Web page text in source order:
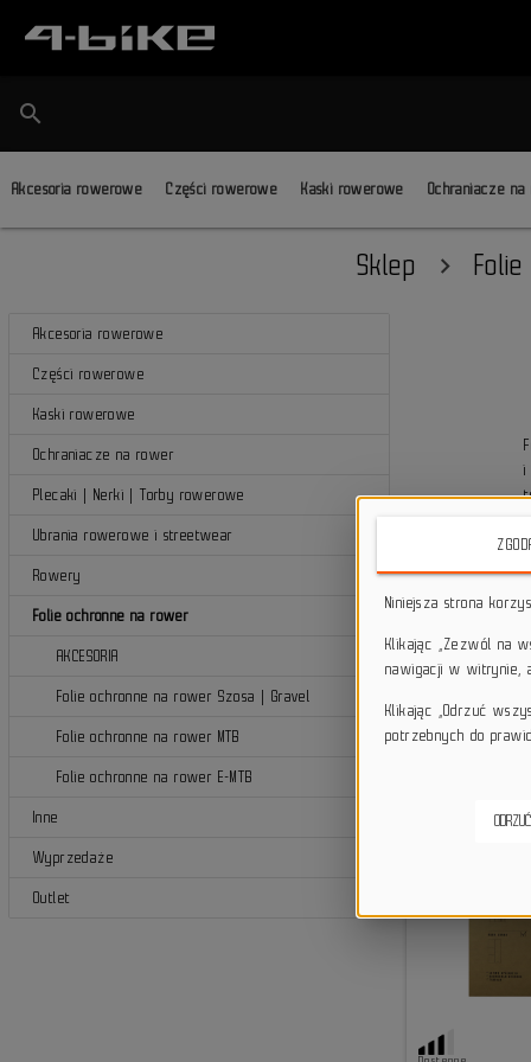
search
Akcesoria rowerowe Części rowerowe Kaski rowerowe Ochraniacze
Sklep
Akcesoria rowerowe
Części rowerowe
Kaski rowerowe
Ochraniacze na rower
Plecaki | Nerki | Torby rowerowe
Ubrania rowerowe i streetwear
Rowery
Folie ochronne na rower
AKCESORIA
Folie ochronne na rower Szosa | Gravel
Folie ochronne na rower MTB
Folie ochronne na rower E-MTB
Inne
Wyprzedaże
Outlet
i
Niniejsza strona
Klikając „Zezwól na
nawigacji w witrynie,
Klikając „Odrzuć
potrzebnych do